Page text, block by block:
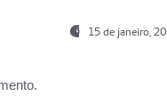
15 de janeiro,